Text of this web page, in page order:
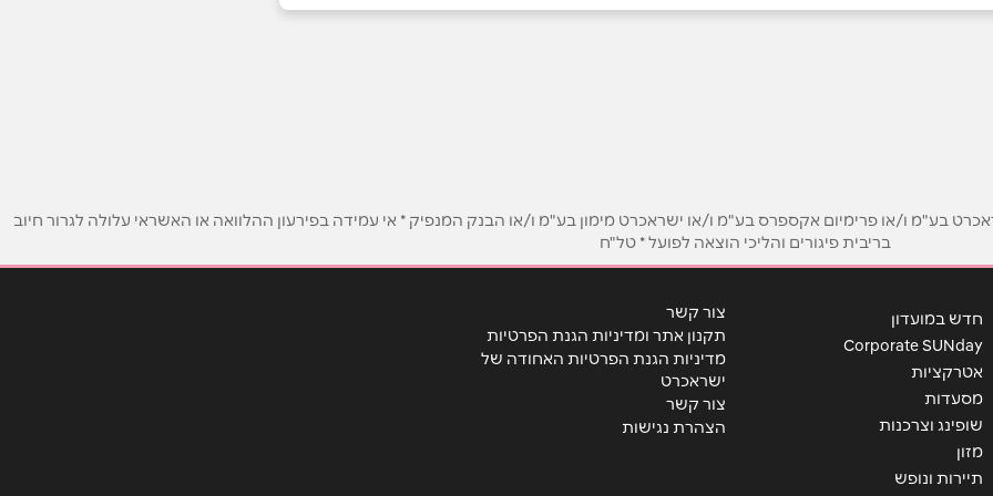
בע"מ ו/או פרימיום אקספרס בע"מ ו/או ישראכרט מימון בע"מ ו/או הבנק המנפיק * אי עמידה בפירעון ההלוואה או האשראי עלולה לגרור חיוב
בריבית פיגורים והליכי הוצאה לפועל * טל"ח
חדש במועדון
Corporate SUNday
אטרקציות
מסעדות
שופינג וצרכנות
מזון
תיירות ונופש
צור קשר
תקנון אתר ומדיניות הגנת הפרטיות
מדיניות הגנת הפרטיות האחודה של
ישראכרט
צור קשר
הצהרת נגישות